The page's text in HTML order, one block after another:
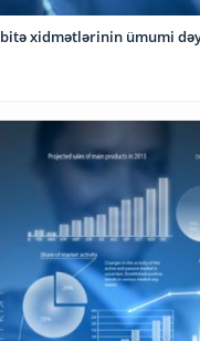
xidmətlərinin ümumi